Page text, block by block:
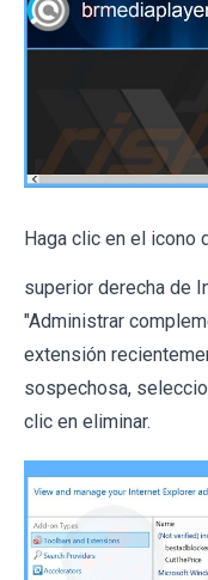
Haga clic en el icono
superior derecha de
"Administrar
extensión
sospechosa,
clic en eliminar.